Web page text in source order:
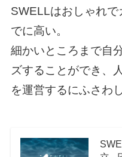
SWELLはおしゃれで
でに高い。
細かいところまで自
ズすることができ、
を運営するにふさわ